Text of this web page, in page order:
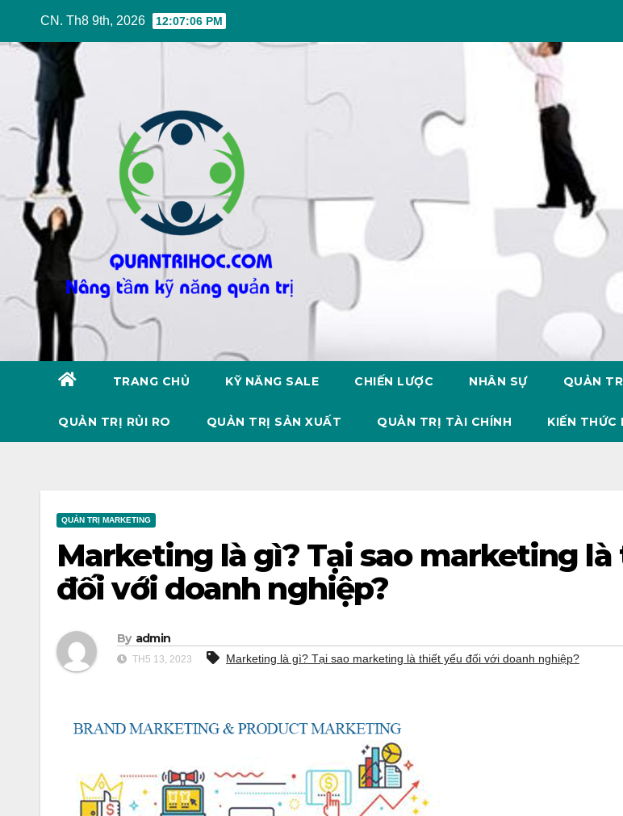
content
CN. Th8 9th, 2026 12:07:07 PM
TRANG CHỦ KỸ NĂNG SALE CHIẾN LƯỢC NHÂN SỰ QUẢN
QUẢN TRỊ RỦI RO QUẢN TRỊ SẢN XUẤT QUẢN TRỊ TÀI CHÍNH KIẾN THỨC
QUẢN TRỊ MARKETING
Marketing là gì? Tại sao marketing
đối với doanh nghiệp?
By admin
TH5 13, 2023 Marketing là gì? Tại sao marketing là thiết yếu đối với doanh nghiệp?